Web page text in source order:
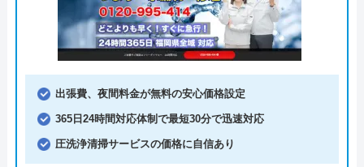
出張費、夜間料金が無料の安心価格設定
365日24時間対応体制で最短30分で迅速対応
圧洗浄清掃サービスの価格に自信あり